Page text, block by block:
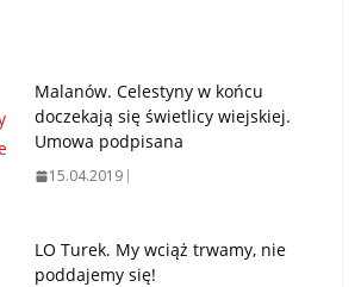
Malanów. Celestyny w końcu
doczekają się świetlicy wiejskiej.
Umowa podpisana
15.04.2019
LO Turek. My wciąż trwamy, nie
poddajemy się!